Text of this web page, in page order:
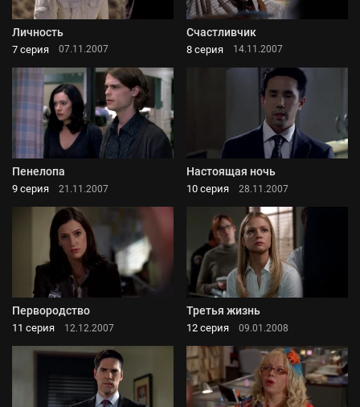
Личность
7 серия 07.11.2007
Счастливчик
8 серия 14.11.2007
Пенелопа
9 серия 21.11.2007
Настоящая ночь
10 серия 28.11.2007
Первородство
11 серия 12.12.2007
Третья жизнь
12 серия 09.01.2008